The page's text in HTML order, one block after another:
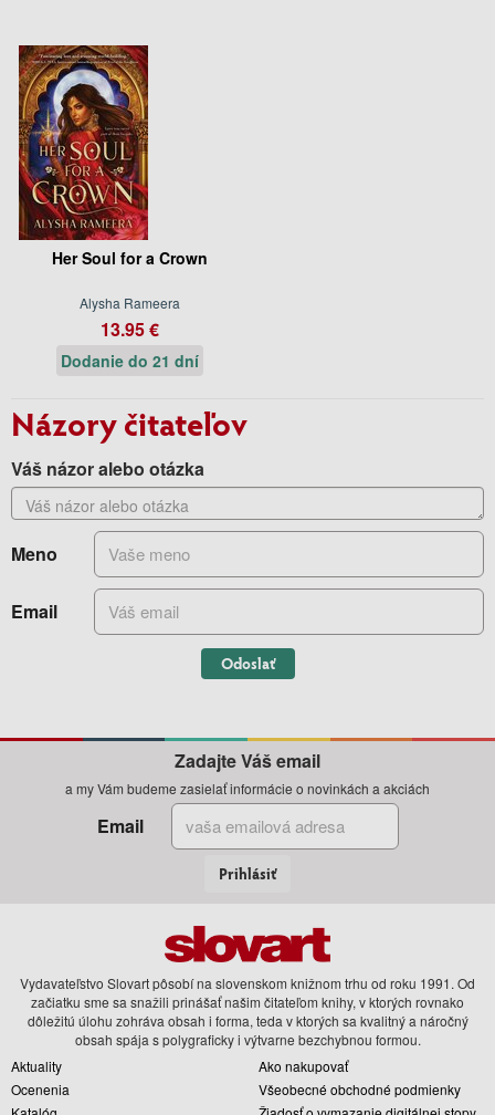
Her Soul for a Crown
Alysha Rameera
13.95 €
Dodanie do 21 dní
Názory čitateľov
Váš názor alebo otázka
Meno
Email
Odoslať
Zadajte Váš email
a my Vám budeme zasielať informácie o novinkách a akciách
Email
Prihlásiť
Vydavateľstvo Slovart pôsobí na slovenskom knižnom trhu od roku 1991. Od
začiatku sme sa snažili prinášať našim čitateľom knihy, v ktorých rovnako
dôležitú úlohu zohráva obsah i forma, teda v ktorých sa kvalitný a náročný
obsah spája s polygraficky i výtvarne bezchybnou formou.
Aktuality
Ocenenia
Ako nakupovať
Všeobecné obchodné podmienky